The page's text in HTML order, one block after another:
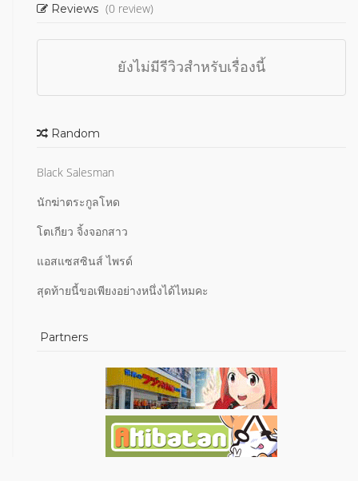
Reviews (0 review)
ยังไม่มีรีวิวสำหรับเรื่องนี้
Random
Black Salesman
นักฆ่าตระกูลโหด
โตเกียว จิ้งจอกสาว
แอสแซสซินส์ ไพรด์
สุดท้ายนี้ขอเพียงอย่างหนึ่งได้ไหมคะ
Partners